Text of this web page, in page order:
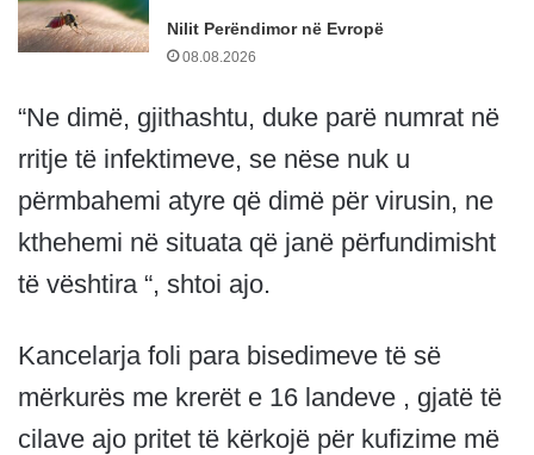
Nilit Perëndimor në Evropë
08.08.2026
“Ne dimë, gjithashtu, duke parë numrat në
rritje të infektimeve, se nëse nuk u
përmbahemi atyre që dimë për virusin, ne
kthehemi në situata që janë përfundimisht
të vështira “, shtoi ajo.
Kancelarja foli para bisedimeve të së
mërkurës me krerët e 16 landeve , gjatë të
cilave ajo pritet të kërkojë për kufizime më